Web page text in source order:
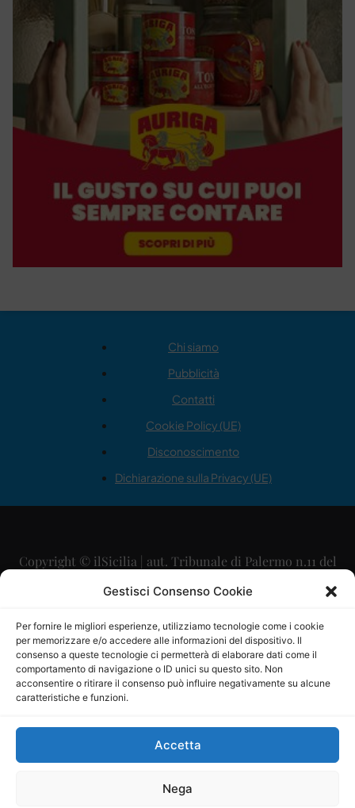
Gestisci Consenso Cookie
Per fornire le migliori esperienze, utilizziamo tecnologie come i cookie
per memorizzare e/o accedere alle informazioni del dispositivo. Il
consenso a queste tecnologie ci permetterà di elaborare dati come il
comportamento di navigazione o ID unici su questo sito. Non
acconsentire o ritirare il consenso può influire negativamente su alcune
caratteristiche e funzioni.
Accetta
Nega
Chi siamo
Pubblicità
Contatti
Cookie Policy (UE)
Disconoscimento
Dichiarazione sulla Privacy (UE)
Copyright © ilSicilia | aut. Tribunale di Palermo n.11 del
29/09/2015
Direttore Editoriale: Maurizio Scaglione
Direttore Responsabile: Maria Calabrese
P.IVA: 06334930820
Mercurio Comunicazione Società Cooperativa a r.l. è
iscritta al Registro degli Operatori di Comunicazione al